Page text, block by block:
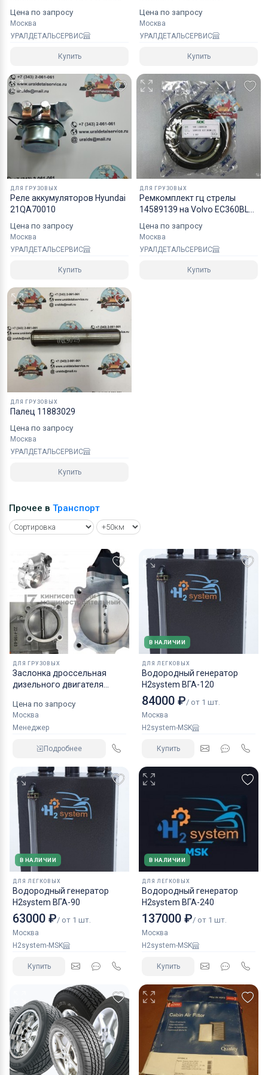
надежным уровнем защиты.
Специалисты компании готовы взять на себя все
перевозке вашего заказа в любой регион РФ, в
страны СНГ, Азии и ЕС.
Цена по запросу
Москва
УРАЛДЕТАЛЬСЕРВИС
Купить
Цена по запросу
Москва
УРАЛДЕТАЛЬСЕРВИС
Купить
ДЛЯ ГРУЗОВЫХ
Реле аккумуляторов Hyundai
21QA70010
Цена по запросу
Москва
УРАЛДЕТАЛЬСЕРВИС
Купить
ДЛЯ ГРУЗОВЫХ
Ремкомплект гц стрелы
14589139 на Volvo EC360BLC
Цена по запросу
Москва
УРАЛДЕТАЛЬСЕРВИС
Купить
ДЛЯ ГРУЗОВЫХ
Палец 11883029
Цена по запросу
Москва
УРАЛДЕТАЛЬСЕРВИС
Купить
Прочее в Транспорт
ДЛЯ ГРУЗОВЫХ
Заслонка дроссельная
дизельного двигателя
Цена по запросу
Москва
Менеджер
Подробнее
В НАЛИЧИИ
ДЛЯ ЛЕГКОВЫХ
Водородный генератор
H2system ВГА-120
84000 ₽/ от 1 шт.
Москва
H2system-MSK
Купить
В НАЛИЧИИ
ДЛЯ ЛЕГКОВЫХ
Водородный генератор
H2system ВГА-90
63000 ₽/ от 1 шт.
Москва
H2system-MSK
Купить
В НАЛИЧИИ
ДЛЯ ЛЕГКОВЫХ
Водородный генератор
H2system ВГА-240
137000 ₽/ от 1 шт.
Москва
H2system-MSK
Купить